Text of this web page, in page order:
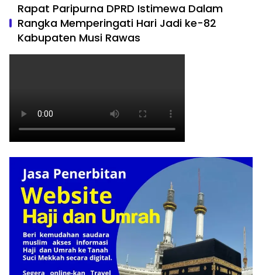
Rapat Paripurna DPRD Istimewa Dalam
Rangka Memperingati Hari Jadi ke-82
Kabupaten Musi Rawas